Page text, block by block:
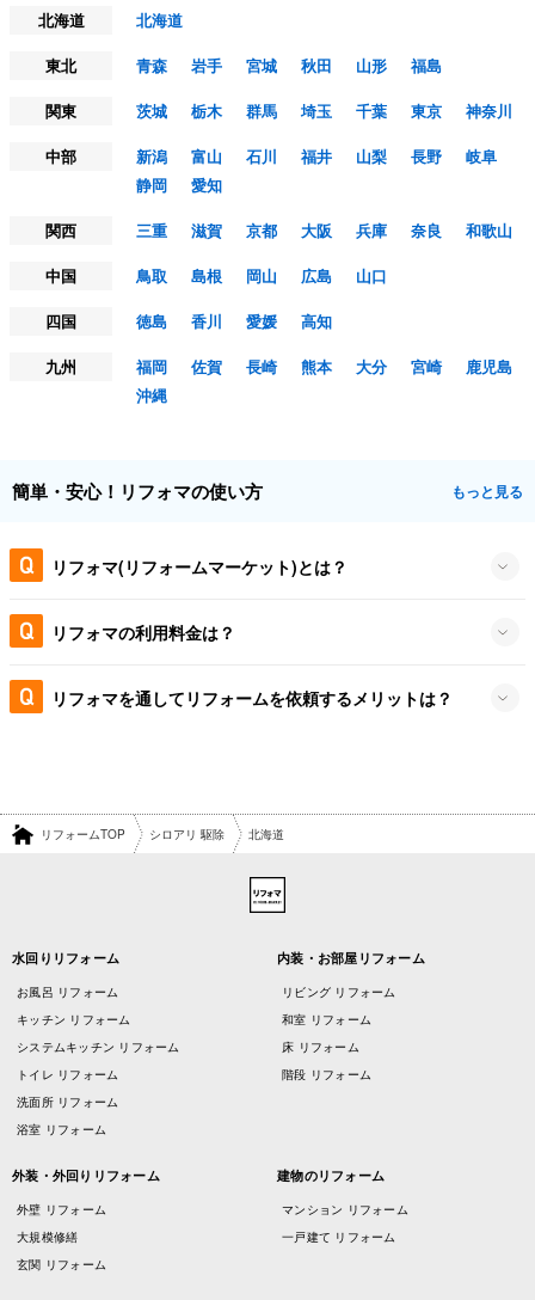
北海道
北海道
東北
青森 岩手 宮城 秋田 山形
福島
関東
茨城 栃木 群馬 埼玉 千葉 東京
神奈川
中部
新潟 富山 石川 福井 山梨 長野
岐阜
静岡
愛知
関西
三重 滋賀 京都 大阪 兵庫 奈良
和歌山
中国
鳥取 島根 岡山 広島
山口
四国
徳島 香川 愛媛
高知
九州
福岡 佐賀 長崎 熊本 大分 宮崎
鹿児島
沖縄
簡単・安心！リフォマの使い方 もっと見る
リフォマ(リフォームマーケット)とは？
リフォマの利用料金は？
リフォマを通してリフォームを依頼するメリットは？
リフォームTOP シロアリ 駆除 北海道
水回りリフォーム
お風呂 リフォーム
キッチン リフォーム
システムキッチン リフォーム
トイレ リフォーム
洗面所 リフォーム
浴室 リフォーム
内装・お部屋リフォーム
リビング リフォーム
和室 リフォーム
床 リフォーム
階段 リフォーム
外装・外回りリフォーム
外壁 リフォーム
大規模修繕
玄関 リフォーム
建物のリフォーム
マンション リフォーム
一戸建て リフォーム